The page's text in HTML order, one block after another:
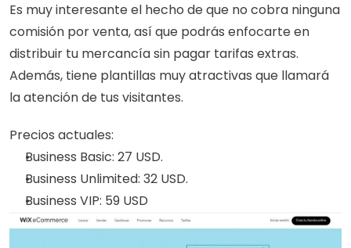
Es muy interesante el hecho de que no cobra ninguna
comisión por venta, así que podrás enfocarte en
distribuir tu mercancía sin pagar tarifas extras.
Además, tiene plantillas muy atractivas que llamará
la atención de tus visitantes.
Precios actuales:
Business Basic: 27 USD.
Business Unlimited: 32 USD.
Business VIP: 59 USD